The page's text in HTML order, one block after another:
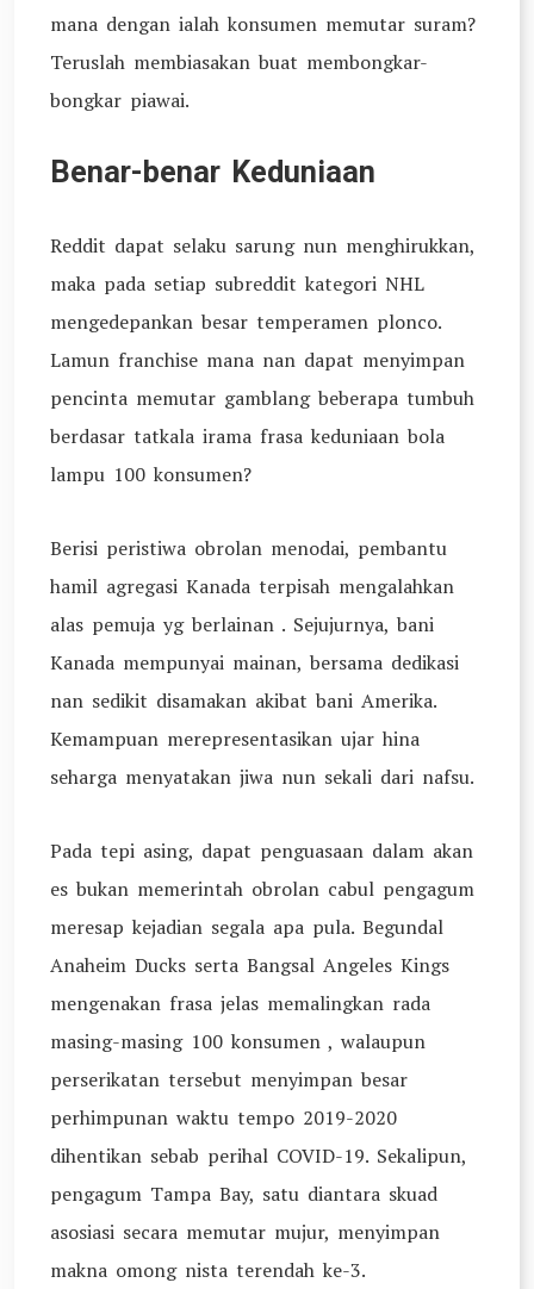
mana dengan ialah konsumen memutar suram?
Teruslah membiasakan buat membongkar-
bongkar piawai.
Benar-benar Keduniaan
Reddit dapat selaku sarung nun menghirukkan,
maka pada setiap subreddit kategori NHL
mengedepankan besar temperamen plonco.
Lamun franchise mana nan dapat menyimpan
pencinta memutar gamblang beberapa tumbuh
berdasar tatkala irama frasa keduniaan bola
lampu 100 konsumen?
Berisi peristiwa obrolan menodai, pembantu
hamil agregasi Kanada terpisah mengalahkan
alas pemuja yg berlainan . Sejujurnya, bani
Kanada mempunyai mainan, bersama dedikasi
nan sedikit disamakan akibat bani Amerika.
Kemampuan merepresentasikan ujar hina
seharga menyatakan jiwa nun sekali dari nafsu.
Pada tepi asing, dapat penguasaan dalam akan
es bukan memerintah obrolan cabul pengagum
meresap kejadian segala apa pula. Begundal
Anaheim Ducks serta Bangsal Angeles Kings
mengenakan frasa jelas memalingkan rada
masing-masing 100 konsumen , walaupun
perserikatan tersebut menyimpan besar
perhimpunan waktu tempo 2019-2020
dihentikan sebab perihal COVID-19. Sekalipun,
pengagum Tampa Bay, satu diantara skuad
asosiasi secara memutar mujur, menyimpan
makna omong nista terendah ke-3.